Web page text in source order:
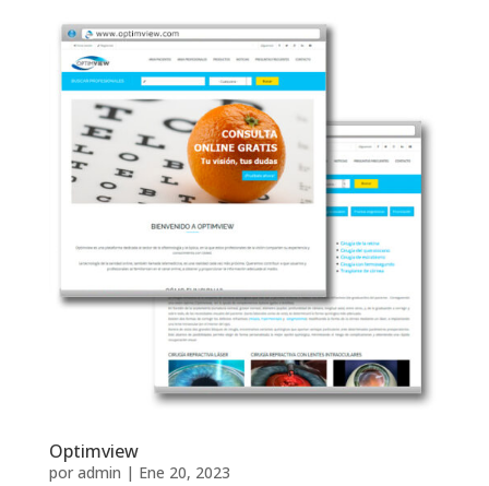
Optimview
por admin | Ene 20, 2023